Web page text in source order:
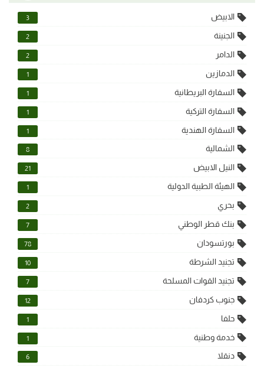
الابيض 3
الجنينة 2
الدامر 2
الدمازين 1
السفارة البريطانية 1
السفارة التركية 1
السفارة الهندية 1
الشمالية 8
النيل الابيض 21
الهيئة الطبية الدولية 1
بحري 2
بنك قطر الوطني 7
بورتسودان 78
تجنيد الشرطة 10
تجنيد القوات المسلحة 7
جنوب كردفان 12
حلفا 1
خدمة وطنية 1
دنقلا 6